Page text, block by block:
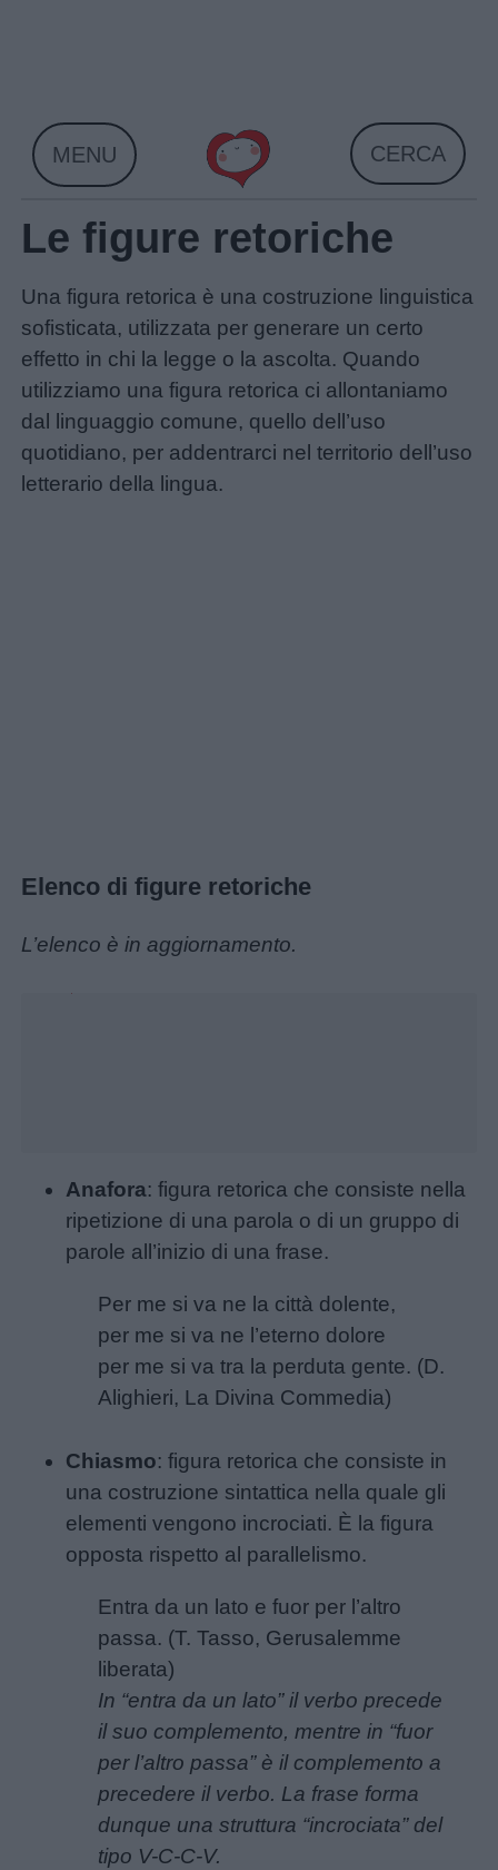
Schede
didattiche
Disegni
MENU CERCA
Le figure retoriche
Una figura retorica è una costruzione linguistica
sofisticata, utilizzata per generare un certo
effetto in chi la legge o la ascolta. Quando
utilizziamo una figura retorica ci allontaniamo
dal linguaggio comune, quello dell’uso
quotidiano, per addentrarci nel territorio dell’uso
letterario della lingua.
Elenco di figure retoriche
L’elenco è in aggiornamento.
Anafora: figura retorica che consiste nella
ripetizione di una parola o di un gruppo di
parole all’inizio di una frase.
Per me si va ne la città dolente,
per me si va ne l’eterno dolore
per me si va tra la perduta gente. (D.
Alighieri, La Divina Commedia)
Chiasmo: figura retorica che consiste in
una costruzione sintattica nella quale gli
elementi vengono incrociati. È la figura
opposta rispetto al parallelismo.
Entra da un lato e fuor per l’altro
passa. (T. Tasso, Gerusalemme
liberata)
In “entra da un lato” il verbo precede
il suo complemento, mentre in “fuor
per l’altro passa” è il complemento a
precedere il verbo. La frase forma
dunque una struttura “incrociata” del
tipo V-C-C-V.